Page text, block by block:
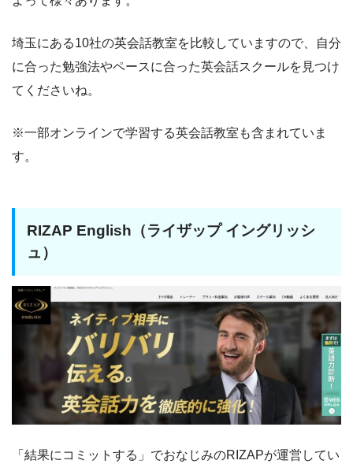
埼玉にある10社の英会話教室を比較していますので、自分
に合った勉強法やペースに合った英会話スクールを見つけ
てくださいね。
※一部オンラインで学習する英会話教室も含まれていま
す。
RIZAP English（ライザップ イングリッシ
ュ）
「結果にコミットする」でおなじみのRIZAPが運営してい